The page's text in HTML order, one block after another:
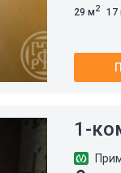
29 м2 17
1-